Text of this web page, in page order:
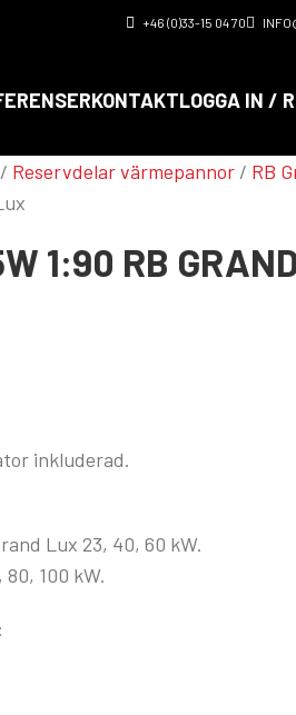
+46 (0)33-15 04 70
KONTAKTLOGGA IN /
/ Reservdelar värmepannor / RB
1:90 RB
inkluderad.
Lux 23, 40, 60 kW.
100 kW.